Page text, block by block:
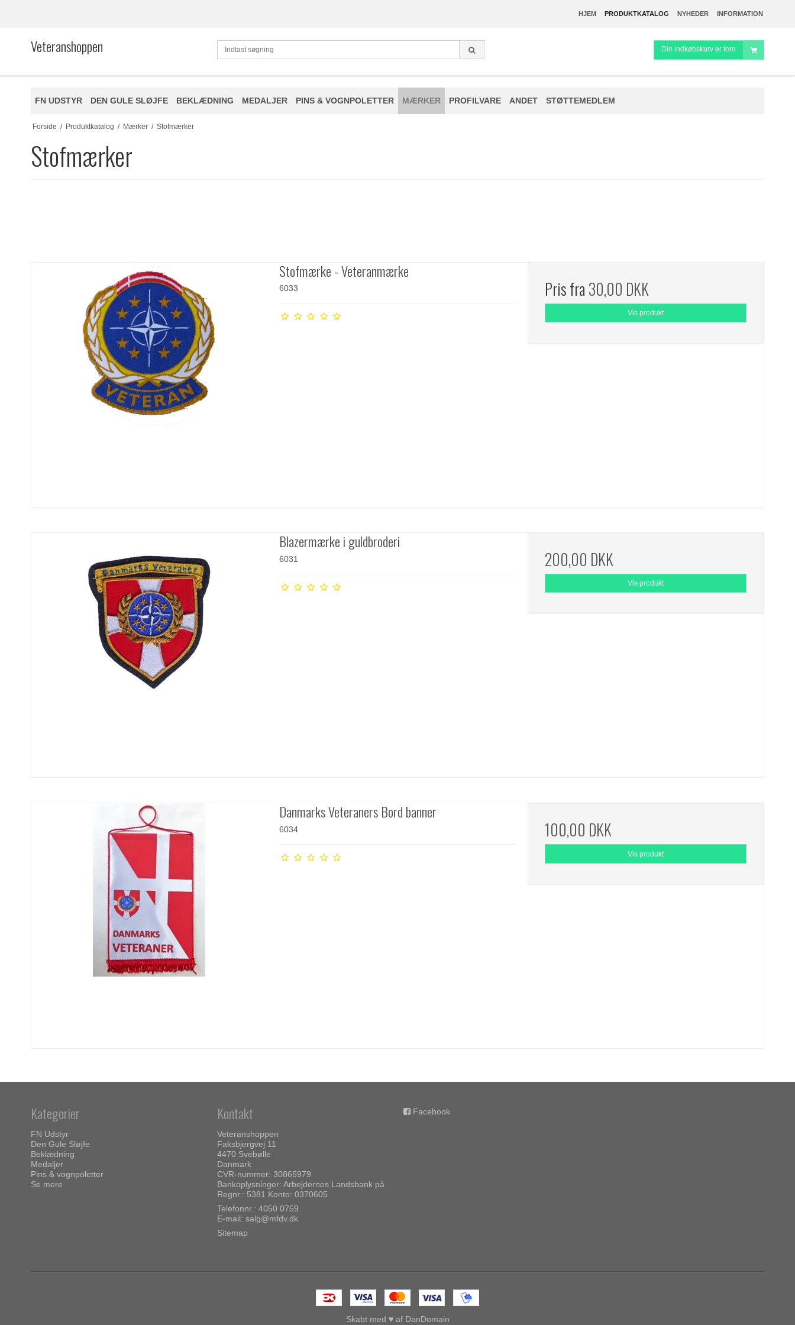
HJEM PRODUKTKATALOG NYHEDER INFORMATION
Veteranshoppen Din indkøbskurv er tom
FN UDSTYR DEN GULE SLØJFE BEKLÆDNING MEDALJER PINS & VOGNPOLETTER MÆRKER PROFILVARE ANDET STØTTEMEDLEM
Forside / Produktkatalog / Mærker / Stofmærker
Stofmærker
Stofmærke - Veteranmærke
6033 Pris fra 30,00 DKK
Vis produkt
Blazermærke i guldbroderi
6031 200,00 DKK
Vis produkt
Danmarks Veteraners Bord banner
6034 100,00 DKK
Vis produkt
Kategorier
FN Udstyr
Den Gule Sløjfe
Beklædning
Medaljer
Pins & vognpoletter
Se mere
Kontakt
Veteranshoppen
Faksbjergvej 11
4470 Svebølle
Danmark
CVR-nummer: 30865979
Bankoplysninger: Arbejdernes Landsbank på
Regnr.: 5381 Konto: 0370605
Telefonnr.: 4050 0759
E-mail: salg@mfdv.dk
Sitemap
Facebook
Skabt med ♥ af DanDomain